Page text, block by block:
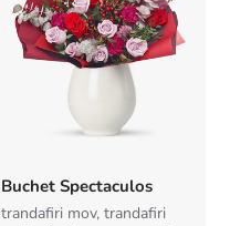
Buchet Spectaculos
trandafiri mov, trandafiri